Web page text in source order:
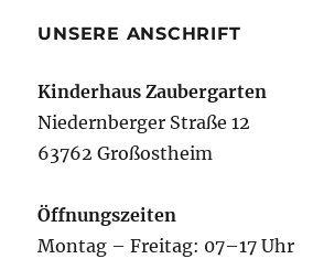
UNSERE ANSCHRIFT
Kinderhaus Zaubergarten
Niedernberger Straße 12
63762 Großostheim
Öffnungszeiten
Montag – Freitag: 07–17 Uhr